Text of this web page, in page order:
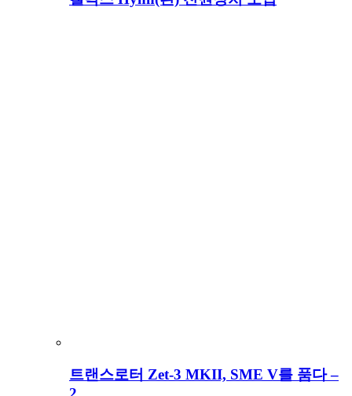
트랜스로터 Zet-3 MKII, SME V를 품다 –